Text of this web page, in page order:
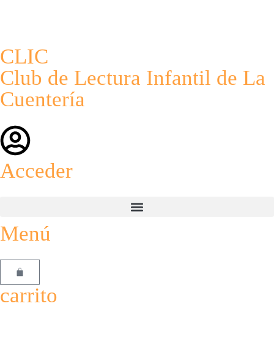
CLIC
Club de Lectura Infantil de La
Cuentería
Acceder
Menú
carrito